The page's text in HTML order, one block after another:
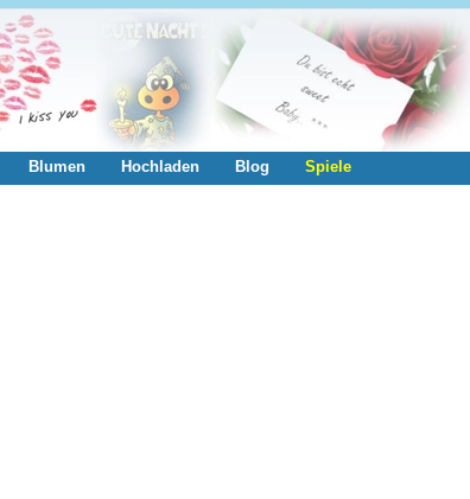
Blumen Hochladen Blog Spiele